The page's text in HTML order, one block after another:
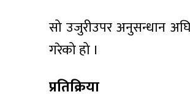
सो उजुरीउपर अनुसन्धान
गरेको हो ।
प्रतिक्रिया